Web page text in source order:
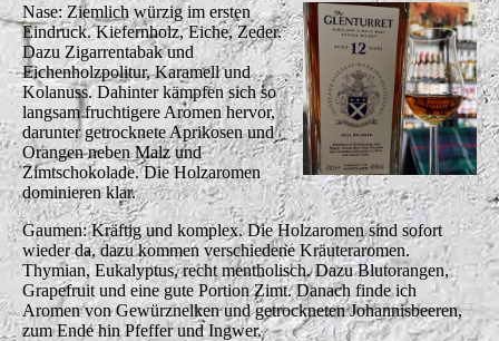
Nase: Ziemlich würzig im ersten
Eindruck. Kiefernholz, Eiche, Zeder.
Dazu Zigarrentabak und
Eichenholzpolitur, Karamell und
Kolanuss. Dahinter kämpfen sich so
langsam fruchtigere Aromen hervor,
darunter getrocknete Aprikosen und
Orangen neben Malz und
Zimtschokolade. Die Holzaromen
dominieren klar.
Gaumen: Kräftig und komplex. Die Holzaromen sind sofort
wieder da, dazu kommen verschiedene Kräuteraromen.
Thymian, Eukalyptus, recht mentholisch. Dazu Blutorangen,
Grapefruit und eine gute Portion Zimt. Danach finde ich
Aromen von Gewürznelken und getrockneten Johannisbeeren,
zum Ende hin Pfeffer und Ingwer.